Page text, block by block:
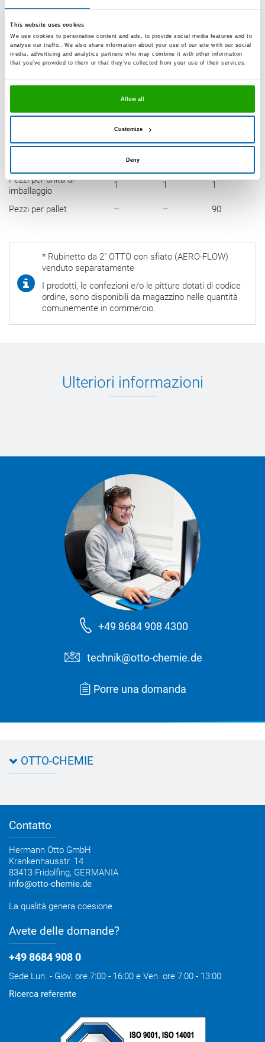
This website uses cookies
We use cookies to personalise content and ads, to provide social media features and to
analyse our traffic. We also share information about your use of our site with our social
media, advertising and analytics partners who may combine it with other information
that you’ve provided to them or that they’ve collected from your use of their services.
Allow all
Customize
Deny
Colori e imballaggio
Flacone
in
plastica
Flacone
in
plastica
Tanica
in
plastica
incolore
52
57
59
Pezzi per unità di
imballaggio
1 1 1
Pezzi per pallet – – 90
* Rubinetto da 2" OTTO con sfiato (AERO-FLOW)
venduto separatamente
I prodotti, le confezioni e/o le pitture dotati di codice
ordine, sono disponibili da magazzino nelle quantità
comunemente in commercio.
Ulteriori informazioni
+49 8684 908 4300
technik@otto-chemie.de
Porre una domanda
OTTO-CHEMIE
Come raggiungerci
Contatto
Hermann Otto GmbH
Krankenhausstr. 14
83413 Fridolfing, GERMANIA
info@otto-chemie.de
La qualità genera coesione
Avete delle domande?
+49 8684 908 0
Sede Lun. - Giov. ore 7:00 - 16:00 e Ven. ore 7:00 - 13:00
Ricerca referente